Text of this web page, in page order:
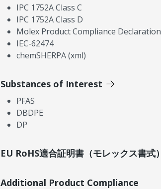
IPC 1752A Class C
IPC 1752A Class D
Molex Product Compliance Declaration
IEC-62474
chemSHERPA (xml)
Substances of Interest
PFAS
DBDPE
DP
EU RoHS適合証明書（モレックス書式）
Additional Product Compliance